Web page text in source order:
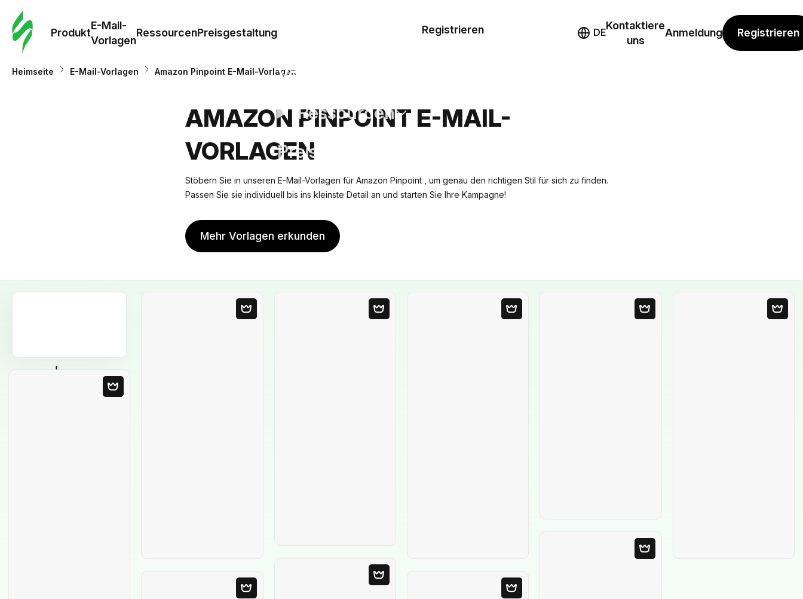
Produkt
E-Mail-
Vorlagen
RessourcenPreisgestaltung
Vorlagen
Ressourcen
Preisgestaltung
Registrieren DE
Kontaktiere
uns
Anmeldung Registrieren
Heimseite E-Mail-Vorlagen Amazon Pinpoint E-Mail-Vorlagen
AMAZON PINPOINT E-MAIL-
VORLAGEN
Stöbern Sie in unseren E-Mail-Vorlagen für Amazon Pinpoint , um genau den richtigen Stil für sich zu finden.
Passen Sie sie individuell bis ins kleinste Detail an und starten Sie Ihre Kampagne!
Mehr Vorlagen erkunden